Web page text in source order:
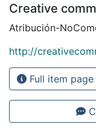
Creative
Atribución-
http://
Full item page